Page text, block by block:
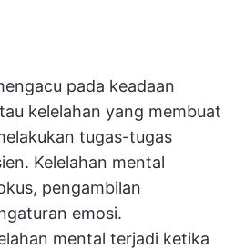
pada keadaan
kelelahan yang membuat
tugas-tugas
Kelelahan mental
pengambilan
emosi.
mental terjadi ketika